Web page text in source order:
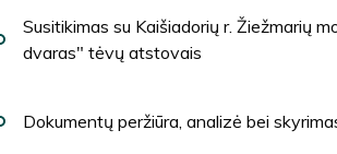
Susitikimas su Kaišiadorių r. Žiežmarių
dvaras" tėvų atstovais
Dokumentų peržiūra, analizė bei